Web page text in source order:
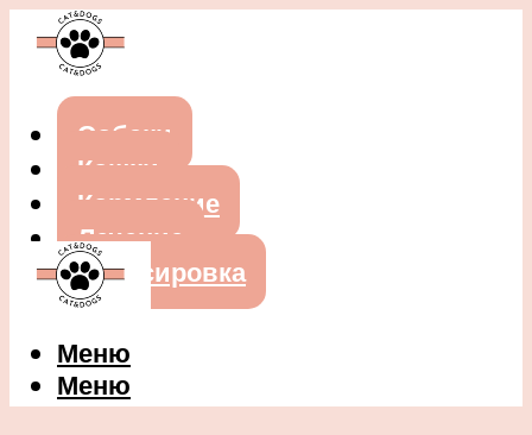
Собаки
Кошки
Кормление
Лечение
Дрессировка
Меню
Меню